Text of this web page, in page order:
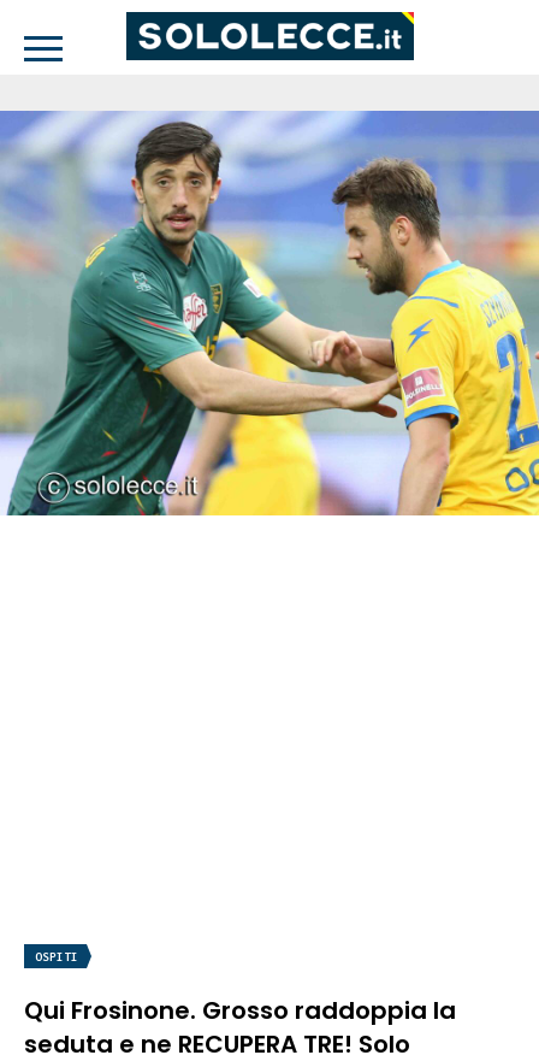
OSPITI
Qui Frosinone. Grosso raddoppia la
seduta e ne RECUPERA TRE! Solo